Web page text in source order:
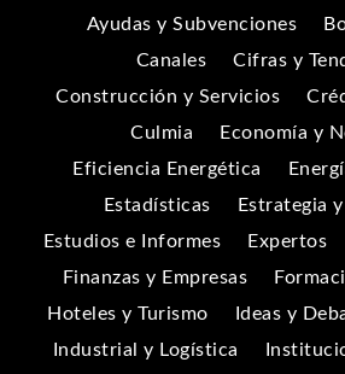
Ayudas y Subvenciones
Canales
Cifras y
Construcción y Servicios
Culmia
Economía y
Eficiencia Energética
Estadísticas
Estrategia
Estudios e Informes
Expertos
Finanzas y Empresas
Hoteles y Turismo
Ideas y
Industrial y Logística